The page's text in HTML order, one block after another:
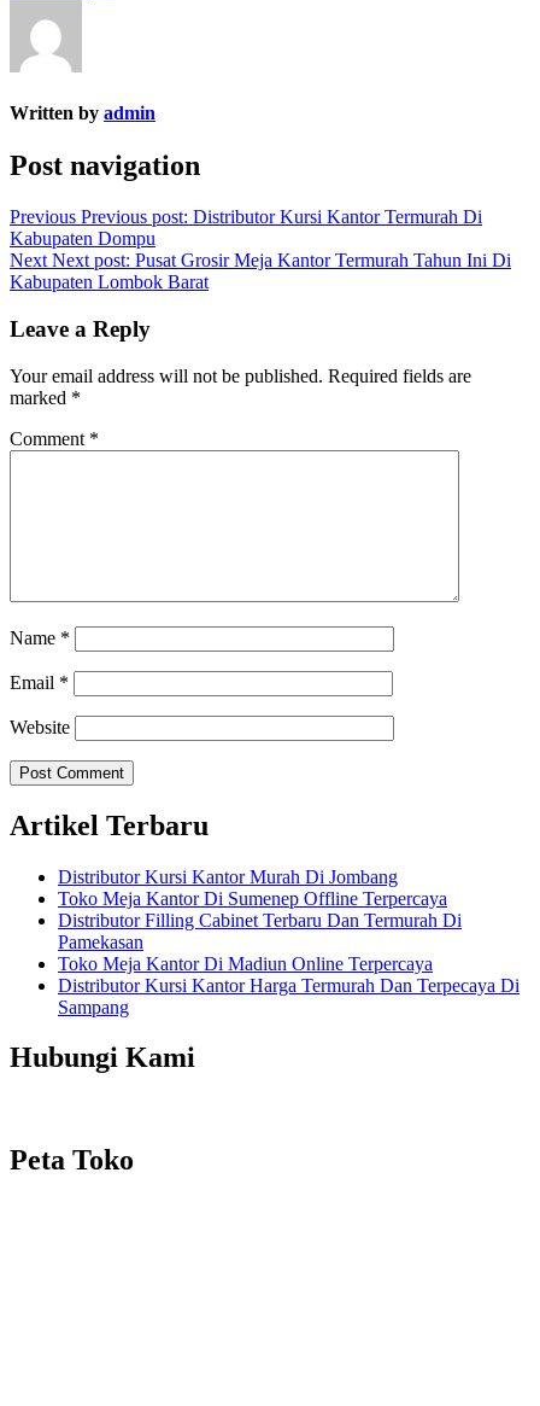
Written by admin
Post navigation
Previous Previous post: Distributor Kursi Kantor Termurah Di
Kabupaten Dompu
Next Next post: Pusat Grosir Meja Kantor Termurah Tahun Ini Di
Kabupaten Lombok Barat
Leave a Reply
Your email address will not be published. Required fields are
marked *
Comment *
Name *
Email *
Website
Artikel Terbaru
Distributor Kursi Kantor Murah Di Jombang
Toko Meja Kantor Di Sumenep Offline Terpercaya
Distributor Filling Cabinet Terbaru Dan Termurah Di
Pamekasan
Toko Meja Kantor Di Madiun Online Terpercaya
Distributor Kursi Kantor Harga Termurah Dan Terpecaya Di
Sampang
Hubungi Kami
Peta Toko